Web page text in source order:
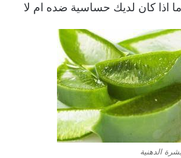
ما اذا كان لديك حساسية ضده ام لا
الدهنية